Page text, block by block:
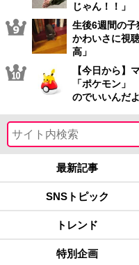
じゃん！！」
生後6週間の
かわいさに視
高」
【今日から】
「ポケモン」
のでいいんだよ
最新記事
SNSトピック
トレンド
特別企画